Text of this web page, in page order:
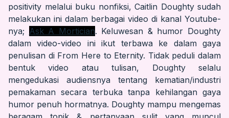
positivity melalui buku nonfiksi, Caitlin Doughty sudah
melakukan ini dalam berbagai video di kanal Youtube-
nya; Ask A Mortician. Keluwesan & humor Doughty
dalam video-video ini ikut terbawa ke dalam gaya
penulisan di From Here to Eternity. Tidak peduli dalam
bentuk video atau tulisan, Doughty selalu
mengedukasi audiensnya tentang kematian/industri
pemakaman secara terbuka tanpa kehilangan gaya
humor penuh hormatnya. Doughty mampu mengemas